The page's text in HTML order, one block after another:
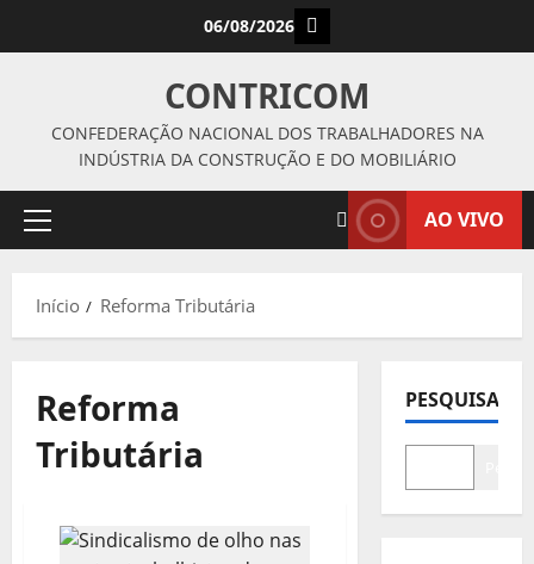
06/08/2026 Instagram
CONTRICOM
CONFEDERAÇÃO NACIONAL DOS TRABALHADORES NA
INDÚSTRIA DA CONSTRUÇÃO E DO MOBILIÁRIO
Menu
AO VIVO
Início Reforma Tributária
Reforma
Tributária
PESQUISAR